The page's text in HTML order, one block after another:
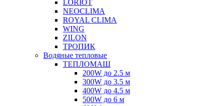
LORIOT
NEOCLIMA
ROYAL CLIMA
WING
ZILON
ТРОПИК
Водяные тепловые
ТЕПЛОМАШ
200W до 2.5 м
300W до 3.5 м
400W до 4.5 м
500W до 6 м